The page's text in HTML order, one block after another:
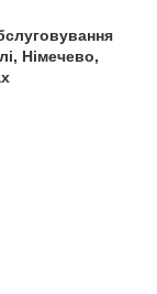
Німечево,